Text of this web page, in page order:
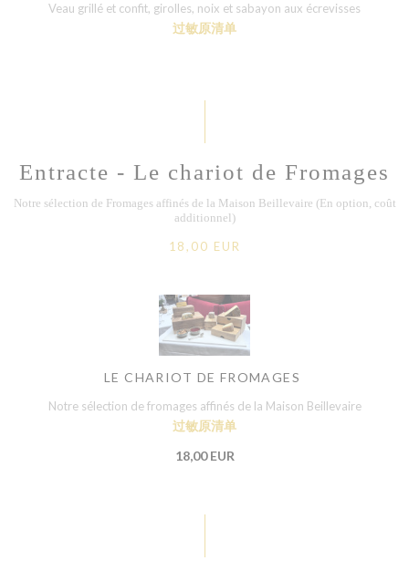
Veau grillé et confit, girolles, noix et sabayon aux écrevisses
过敏原清单
Entracte - Le chariot de Fromages
Notre sélection de Fromages affinés de la Maison Beillevaire (En option, coût
additionnel)
18,00 EUR
LE CHARIOT DE FROMAGES
Notre sélection de fromages affinés de la Maison Beillevaire
过敏原清单
18,00 EUR